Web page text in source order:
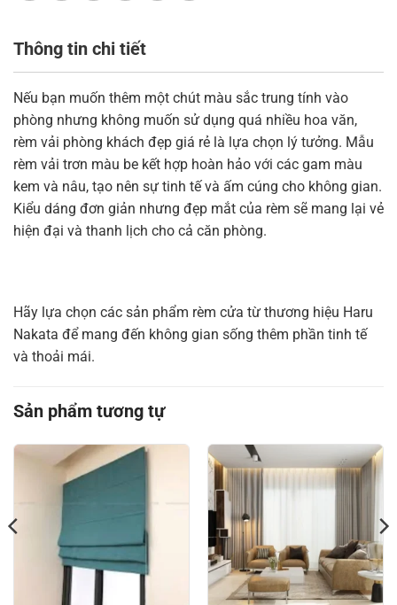
Thông tin chi tiết
Nếu bạn muốn thêm một chút màu sắc trung tính vào
phòng nhưng không muốn sử dụng quá nhiều hoa văn,
rèm vải phòng khách đẹp giá rẻ là lựa chọn lý tưởng. Mẫu
rèm vải trơn màu be kết hợp hoàn hảo với các gam màu
kem và nâu, tạo nên sự tinh tế và ấm cúng cho không gian.
Kiểu dáng đơn giản nhưng đẹp mắt của rèm sẽ mang lại vẻ
hiện đại và thanh lịch cho cả căn phòng.
Hãy lựa chọn các sản phẩm rèm cửa từ thương hiệu Haru
Nakata để mang đến không gian sống thêm phần tinh tế
và thoải mái.
Sản phẩm tương tự